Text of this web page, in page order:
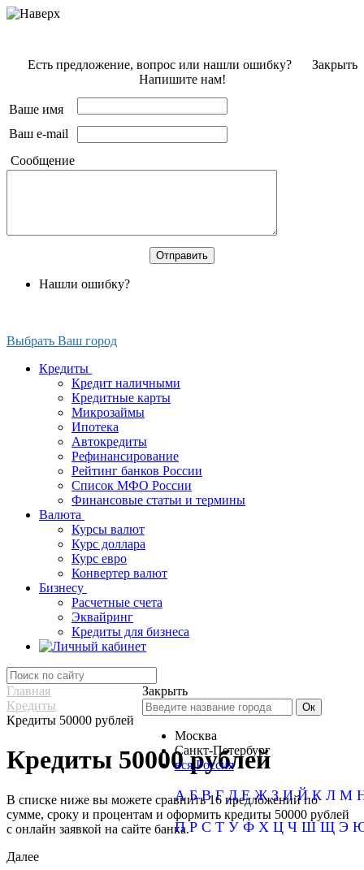
Закрыть
Есть предложение, вопрос или нашли ошибку?
Напишите нам!
Ваше имя
Ваш e-mail
Сообщение
Нашли ошибку?
Выбрать Ваш город
Кредиты
Кредит наличными
Кредитные карты
Микрозаймы
Ипотека
Автокредиты
Рефинансирование
Рейтинг банков России
Список МФО России
Финансовые статьи и термины
Валюта
Курсы валют
Курс доллара
Курс евро
Конвертер валют
Бизнесу
Расчетные счета
Эквайринг
Кредиты для бизнеса
Закрыть
Москва
Санкт-Петербург
вся Россия
А Б В Г Д Е Ж З И Й К Л М
П Р С Т У Ф Х Ц Ч Ш Щ Э
Главная
Кредиты
Кредиты 50000 рублей
Кредиты 50000 рублей
В списке ниже вы можете сравнить 16 предложений по
сумме, сроку и процентам и оформить кредиты 50000 рублей
с онлайн заявкой на сайте банка.
Далее